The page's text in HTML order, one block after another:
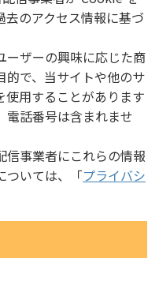
のアクセス情報に基づ
ーザーの興味に応じた商
的で、当サイトや他のサ
使用することがあります
電話番号は含まれませ
信事業者にこれらの情報
ついては、「プライバシ